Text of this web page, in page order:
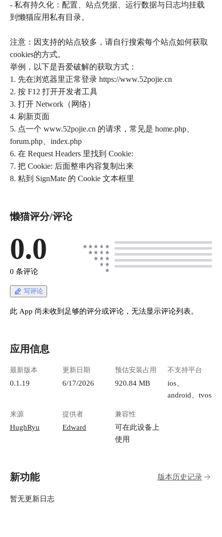
- 私有持久化：配置、站点凭据、运行数据与日志均挂载
到懒猫应用私有目录。
注意：因支持的站点较多，请自行搜索每个站点如何获取
cookies的方式。
举例，以下是吾爱破解的获取方式：
1. 先在浏览器里正常登录 https://www.52pojie.cn
2. 按 F12 打开开发者工具
3. 打开 Network（网络）
4. 刷新页面
5. 点一个 www.52pojie.cn 的请求，常见是 home.php、
forum.php、index.php
6. 在 Request Headers 里找到 Cookie:
7. 把 Cookie: 后面整串内容复制出来
8. 粘到 SignMate 的 Cookie 文本框里
懒猫评分/评论
0.0
0 条评论
写评论
此 App 尚未收到足够的评分或评论，无法显示评论列表。
应用信息
最新版本
0.1.19
更新日期
6/17/2026
预估安装占用
920.84 MB
不支持平台
ios、
android、tvos
来源
HughRyu
提供者
Edward
兼容性
可在此设备上
使用
新功能 版本历史记录
暂无更新日志